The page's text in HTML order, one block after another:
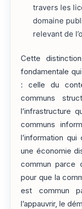
travers les
domaine
relevant de
Cette
fondamentale
: celle du
communs
l’infrastructure
communs
l’information qui
une économie
commun parce
pour que la
est commun
l’appauvrir, le